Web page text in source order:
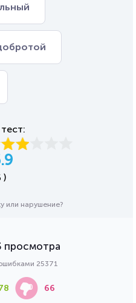
)
или нарушение?
просмотра
25371
66